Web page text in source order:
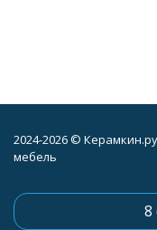
2024-2026 ©
мебель
8